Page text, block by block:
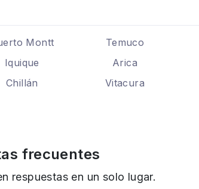
Montt Temuco
Iquique Arica
Chillán Vitacura
frecuentes
respuestas en un solo lugar.